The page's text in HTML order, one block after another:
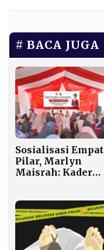
BACA JUGA
Sosialisasi Empat
Pilar, Marlyn
Maisrah: Kader
Bangsa